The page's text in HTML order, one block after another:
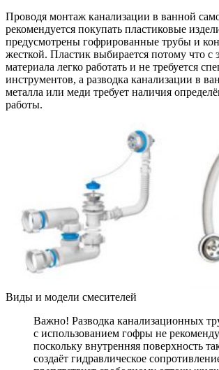
Проводя монтаж канализации в ванной
рекомендуется покупать пластиковые
предусмотрены гофрированные трубы и
жесткой. Пластик выбирается потому что с
материала легко работать и не требуется
инструментов, а разводка канализации в
металла или меди требует наличия
работы.
Виды и модели смесителей
Важно! Разводка канализационных
с использованием гофры не
поскольку внутренняя поверхность
создаёт гидравлическое